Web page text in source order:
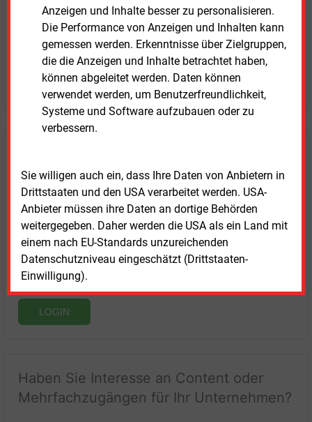
Anzeigen und Inhalte besser zu personalisieren.
Die Performance von Anzeigen und Inhalten kann
gemessen werden. Erkenntnisse über Zielgruppen,
die die Anzeigen und Inhalte betrachtet haben,
können abgeleitet werden. Daten können
verwendet werden, um Benutzerfreundlichkeit,
Systeme und Software aufzubauen oder zu
verbessern.
Sie willigen auch ein, dass Ihre Daten von Anbietern in
Drittstaaten und den USA verarbeitet werden. USA-
Anbieter müssen ihre Daten an dortige Behörden
weitergegeben. Daher werden die USA als ein Land mit
einem nach EU-Standards unzureichenden
Datenschutzniveau eingeschätzt (Drittstaaten-
Einwilligung).
Prognose- und Marktdaten
+ einmal täglich E&M daily
+ zwei Ausgaben der Zeitung E&M
ohne automatische Verlängerung
JETZT KOSTENLOS TESTEN
LOGIN
Haben Sie Interesse an Content oder
Mehrfachzugängen für Ihr Unternehmen?